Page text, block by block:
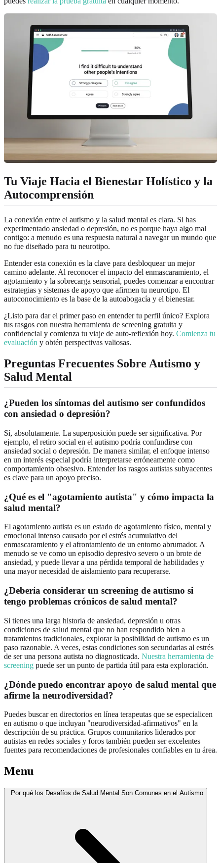
Tu Viaje Hacia el Bienestar Holístico y la
Autocomprensión
La conexión entre el autismo y la salud mental es clara. Si has
experimentado ansiedad o depresión, no es porque haya algo mal
contigo: a menudo es una respuesta natural a navegar un mundo que
no fue diseñado para tu neurotipo.
Entender esta conexión es la clave para desbloquear un mejor
camino adelante. Al reconocer el impacto del enmascaramiento, el
agotamiento y la sobrecarga sensorial, puedes comenzar a encontrar
estrategias y sistemas de apoyo que afirmen tu neurotipo. El
autoconocimiento es la base de la autoabogacía y el bienestar.
¿Listo para dar el primer paso en entender tu perfil único? Explora
tus rasgos con nuestra herramienta de screening gratuita y
confidencial y comienza tu viaje de auto-reflexión hoy. Comienza tu
evaluación y obtén perspectivas valiosas.
Preguntas Frecuentes Sobre Autismo y
Salud Mental
¿Pueden los síntomas del autismo ser confundidos
con ansiedad o depresión?
Sí, absolutamente. La superposición puede ser significativa. Por
ejemplo, el retiro social en el autismo podría confundirse con
ansiedad social o depresión. De manera similar, el enfoque intenso
en un interés especial podría interpretarse erróneamente como
comportamiento obsesivo. Entender los rasgos autistas subyacentes
es clave para un apoyo preciso.
¿Qué es el "agotamiento autista" y cómo impacta la
salud mental?
El agotamiento autista es un estado de agotamiento físico, mental y
emocional intenso causado por el estrés acumulativo del
enmascaramiento y el afrontamiento de un entorno abrumador. A
menudo se ve como un episodio depresivo severo o un brote de
ansiedad, y puede llevar a una pérdida temporal de habilidades y
una mayor necesidad de aislamiento para recuperarse.
¿Debería considerar un screening de autismo si
tengo problemas crónicos de salud mental?
Si tienes una larga historia de ansiedad, depresión u otras
condiciones de salud mental que no han respondido bien a
tratamientos tradicionales, explorar la posibilidad de autismo es un
paso razonable. A veces, estas condiciones son secundarias al estrés
de ser una persona autista no diagnosticada. Nuestra herramienta de
screening puede ser un punto de partida útil para esta exploración.
¿Dónde puedo encontrar apoyo de salud mental que
afirme la neurodiversidad?
Puedes buscar en directorios en línea terapeutas que se especialicen
en autismo o que incluyan "neurodiversidad-afirmativos" en la
descripción de su práctica. Grupos comunitarios liderados por
autistas en redes sociales y foros también pueden ser excelentes
fuentes para recomendaciones de profesionales confiables en tu área.
Menu
Por qué los Desafíos de Salud Mental Son Comunes en el Autismo